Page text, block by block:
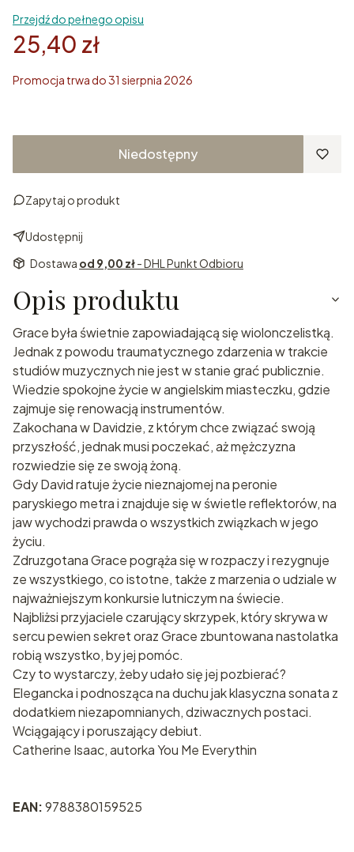
Przejdź do pełnego opisu
25,40 zł
Promocja trwa do 31 sierpnia 2026
Niedostępny
Zapytaj o produkt
Udostępnij
Dostawa od 9,00 zł- DHL Punkt Odbioru
Opis produktu
Grace była świetnie zapowiadającą się wiolonczelistką.
Jednak z powodu traumatycznego zdarzenia w trakcie
studiów muzycznych nie jest w stanie grać publicznie.
Wiedzie spokojne życie w angielskim miasteczku, gdzie
zajmuje się renowacją instrumentów.
Zakochana w Davidzie, z którym chce związać swoją
przyszłość, jednak musi poczekać, aż mężczyzna
rozwiedzie się ze swoją żoną.
Gdy David ratuje życie nieznajomej na peronie
paryskiego metra i znajduje się w świetle reflektorów, na
jaw wychodzi prawda o wszystkich związkach w jego
życiu.
Zdruzgotana Grace pogrąża się w rozpaczy i rezygnuje
ze wszystkiego, co istotne, także z marzenia o udziale w
najważniejszym konkursie lutniczym na świecie.
Najbliżsi przyjaciele czarujący skrzypek, który skrywa w
sercu pewien sekret oraz Grace zbuntowana nastolatka
robią wszystko, by jej pomóc.
Czy to wystarczy, żeby udało się jej pozbierać?
Elegancka i podnosząca na duchu jak klasyczna sonata z
dodatkiem niezapomnianych, dziwacznych postaci.
Wciągający i poruszający debiut.
Catherine Isaac, autorka You Me Everythin
EAN:9788380159525